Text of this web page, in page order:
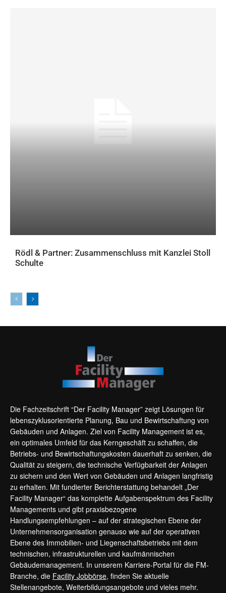
Rödl & Partner: Zusammenschluss mit Kanzlei Stoll
Schulte
Die Fachzeitschrift “Der Facility Manager” zeigt Lösungen für
lebenszyklusorientierte Planung, Bau und Bewirtschaftung von
Gebäuden und Anlagen. Ziel von Facility Management ist es,
ein optimales Umfeld für das Kerngeschäft zu schaffen, die
Betriebs- und Bewirtschaftungskosten dauerhaft zu senken, die
Qualität zu steigern, die technische Verfügbarkeit der Anlagen
zu sichern und den Wert von Gebäuden und Anlagen langfristig
zu erhalten. Mit fundierter Berichterstattung behandelt „Der
Facility Manager“ das komplette Aufgabenspektrum des Facility
Managements und gibt praxisbezogene
Handlungsempfehlungen – auf der strategischen Ebene der
Unternehmensorganisation genauso wie auf der operativen
Ebene des Immobilien- und Liegenschaftsbetriebs mit dem
technischen, infrastrukturellen und kaufmännischen
Gebäudemanagement. In unserem Karriere-Portal für die FM-
Branche, die Facility Jobbörse, finden Sie aktuelle
Stellenangebote, Weiterbildungsangebote und vieles mehr.